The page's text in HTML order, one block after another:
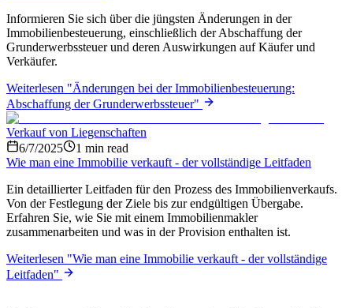
Informieren Sie sich über die jüngsten Änderungen in der
Immobilienbesteuerung, einschließlich der Abschaffung der
Grunderwerbssteuer und deren Auswirkungen auf Käufer und
Verkäufer.
Weiterlesen "Änderungen bei der Immobilienbesteuerung:
Abschaffung der Grunderwerbssteuer"
Verkauf von Liegenschaften
6/7/2025
1 min read
Wie man eine Immobilie verkauft - der vollständige Leitfaden
Ein detaillierter Leitfaden für den Prozess des Immobilienverkaufs.
Von der Festlegung der Ziele bis zur endgültigen Übergabe.
Erfahren Sie, wie Sie mit einem Immobilienmakler
zusammenarbeiten und was in der Provision enthalten ist.
Weiterlesen "Wie man eine Immobilie verkauft - der vollständige
Leitfaden"